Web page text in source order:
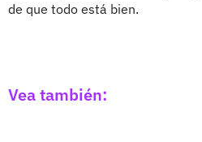
de que todo está bien.
Vea también: